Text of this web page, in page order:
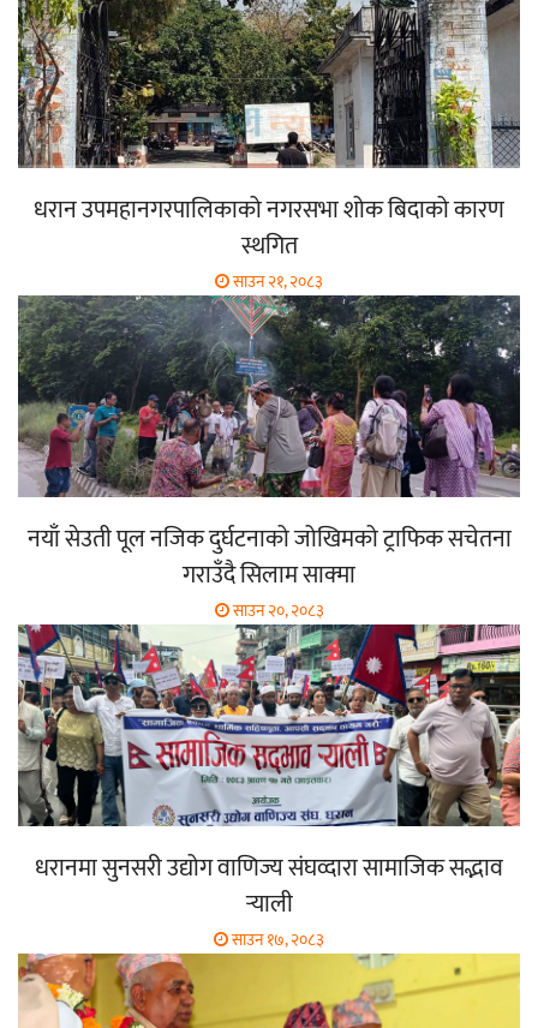
धरान उपमहानगरपालिकाको नगरसभा शोक बिदाको कारण
स्थगित
साउन २१, २०८३
नयाँ सेउती पूल नजिक दुर्घटनाको जोखिमको ट्राफिक सचेतना
गराउँदै सिलाम साक्मा
साउन २०, २०८३
धरानमा सुनसरी उद्योग वाणिज्य संघव्दारा सामाजिक सद्भाव
र्‍याली
साउन १७, २०८३